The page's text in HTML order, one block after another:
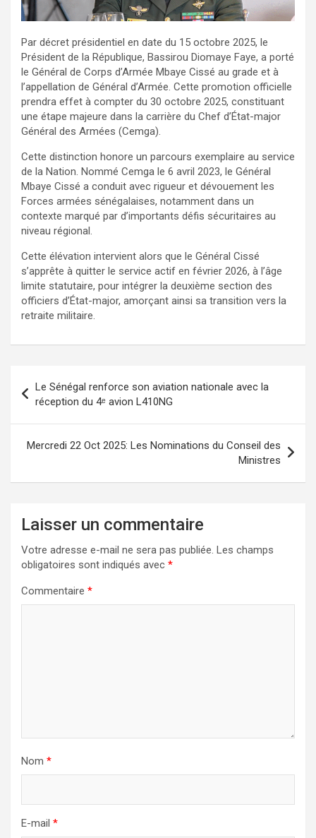
Par décret présidentiel en date du 15 octobre 2025, le
Président de la République, Bassirou Diomaye Faye, a porté
le Général de Corps d’Armée Mbaye Cissé au grade et à
l’appellation de Général d’Armée. Cette promotion officielle
prendra effet à compter du 30 octobre 2025, constituant
une étape majeure dans la carrière du Chef d’État-major
Général des Armées (Cemga).
Cette distinction honore un parcours exemplaire au service
de la Nation. Nommé Cemga le 6 avril 2023, le Général
Mbaye Cissé a conduit avec rigueur et dévouement les
Forces armées sénégalaises, notamment dans un
contexte marqué par d’importants défis sécuritaires au
niveau régional.
Cette élévation intervient alors que le Général Cissé
s’apprête à quitter le service actif en février 2026, à l’âge
limite statutaire, pour intégrer la deuxième section des
officiers d’État-major, amorçant ainsi sa transition vers la
retraite militaire.
Le Sénégal renforce son aviation nationale avec la
réception du 4ᵉ avion L410NG
Mercredi 22 Oct 2025: Les Nominations du Conseil des
Ministres
Laisser un commentaire
Votre adresse e-mail ne sera pas publiée. Les champs
obligatoires sont indiqués avec *
Commentaire *
Nom *
E-mail *